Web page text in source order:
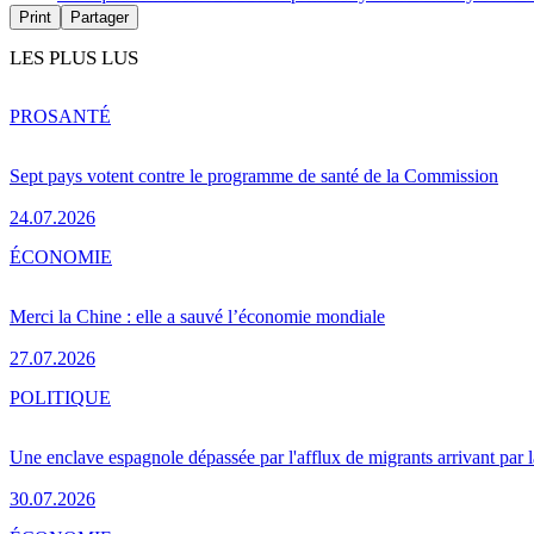
Print Partager
LES PLUS LUS
Sept pays votent contre le programme de santé de la Commission
24.07.2026
PROSANTÉ
Merci la Chine : elle a sauvé l’économie mondiale
27.07.2026
ÉCONOMIE
Une enclave espagnole dépassée par l'afflux de migrants arrivant par
30.07.2026
POLITIQUE